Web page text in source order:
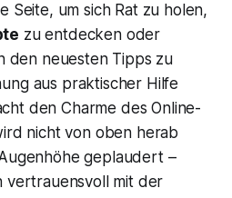
Seite, um sich Rat zu holen,
zu entdecken oder
den neuesten Tipps zu
aus praktischer Hilfe
den Charme des Online-
nicht von oben herab
geplaudert –
vertrauensvoll mit der